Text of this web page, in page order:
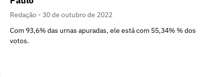
Redação
30 de outubro de 2022
Com 93,6% das urnas apuradas, ele está com 55,34% % dos
votos.